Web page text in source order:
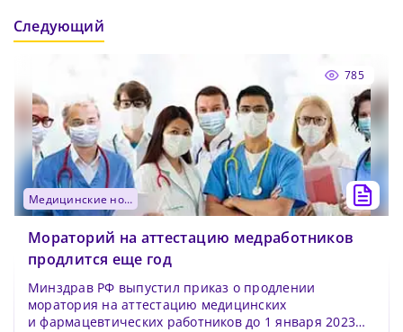
Следующий
785
медицинские новости
Мораторий на аттестацию медработников
продлится еще год
Минздрав РФ выпустил приказ о продлении
моратория на аттестацию медицинских
и фармацевтических работников до 1 января 2023